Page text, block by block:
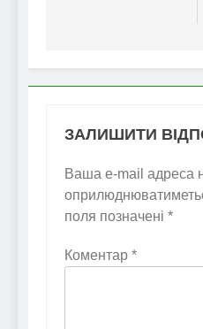
ЗАЛИШИТИ
Ваша e-mail адреса
поля позначені *
Коментар *